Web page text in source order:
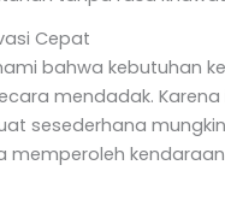
Cepat
bahwa kebutuhan
mendadak. Karena
sesederhana
memperoleh